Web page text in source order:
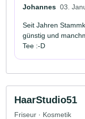
Johannes 03.
Seit Jahren
günstig und
Tee :-D
HaarStudio51
Friseur · Kosmetik